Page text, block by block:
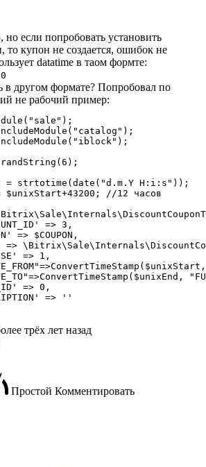
но если попробовать установить
то купон не создается, ошибок не
datatime в таом формте:
в другом формате? Попробовал по
не рабочий пример:
= strtotime(date("d.m.Y H:i:s"));
$unixStart+43200; //12 часов
=> 3,
=> $COUPON,
=>
=> 1,
=> 0,
=> ''
трёх лет назад
Простой Комментировать